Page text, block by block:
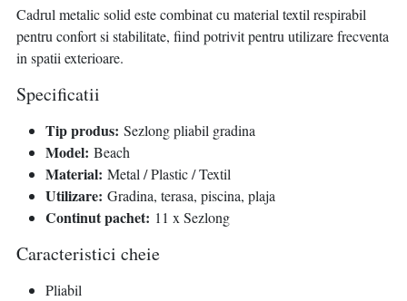
Cadrul metalic solid este combinat cu material textil respirabil
pentru confort si stabilitate, fiind potrivit pentru utilizare frecventa
in spatii exterioare.
Specificatii
Tip produs: Sezlong pliabil gradina
Model: Beach
Material: Metal / Plastic / Textil
Utilizare: Gradina, terasa, piscina, plaja
Continut pachet: 1 1 x Sezlong
Caracteristici cheie
Pliabil